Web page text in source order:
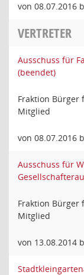
von 08.07.2016
VERTRETER
Ausschuss für
(beendet)
Fraktion Bürger
Mitglied
von 08.07.2016
Ausschuss für
Fraktion Bürger
Mitglied
von 13.08.2014